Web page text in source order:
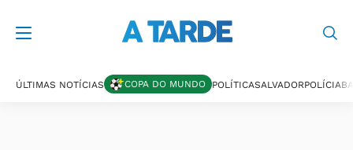
ÚLTIMAS NOTÍCIAS COPA DO MUNDO POLÍTICASALVADORPOLÍCIA